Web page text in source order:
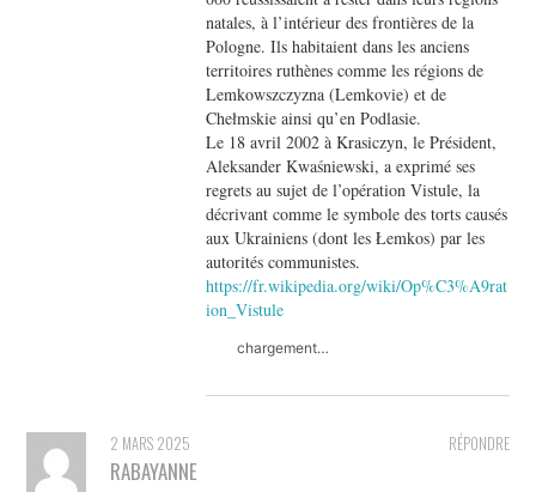
natales, à l’intérieur des frontières de la
Pologne. Ils habitaient dans les anciens
territoires ruthènes comme les régions de
Lemkowszczyzna (Lemkovie) et de
Chełmskie ainsi qu’en Podlasie.
Le 18 avril 2002 à Krasiczyn, le Président,
Aleksander Kwaśniewski, a exprimé ses
regrets au sujet de l’opération Vistule, la
décrivant comme le symbole des torts causés
aux Ukrainiens (dont les Łemkos) par les
autorités communistes.
https://fr.wikipedia.org/wiki/Op%C3%A9rat
ion_Vistule
chargement…
RÉPONDRE
2 MARS 2025
RABAYANNE